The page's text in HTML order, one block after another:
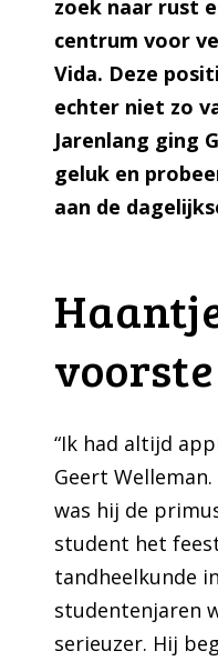
zoek naar rust
centrum voor
Vida. Deze
echter niet zo
Jarenlang ging
geluk en
aan de
voorste
“Ik had altijd
Geert
was hij de
student het
tandheelkunde
studentenjaren
serieuzer. Hij